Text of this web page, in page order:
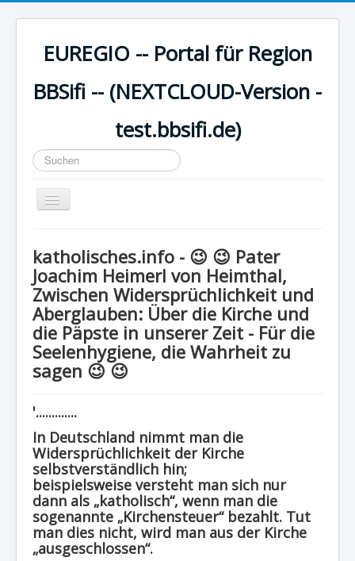
EUREGIO -- Portal für Region
BBSifi -- (NEXTCLOUD-Version -
test.bbsifi.de)
Suchen
...
Navigation
an/aus
H A U P T M E N Ü
EUREGIO - Inhalte
KULTUR
WISSEN - aktuell
Region - BBSifi
katholisches.info - 😉 😉 Pater
Joachim Heimerl von Heimthal,
Zwischen Widersprüchlichkeit und
Aberglauben: Über die Kirche und
die Päpste in unserer Zeit - Für die
Seelenhygiene, die Wahrheit zu
sagen 😉 😉
'.............
In Deutschland nimmt man die
Widersprüchlichkeit der Kirche
selbstverständlich hin;
beispielsweise versteht man sich nur
dann als „katholisch“, wenn man die
sogenannte „Kirchensteuer“ bezahlt. Tut
man dies nicht, wird man aus der Kirche
„ausgeschlossen“.